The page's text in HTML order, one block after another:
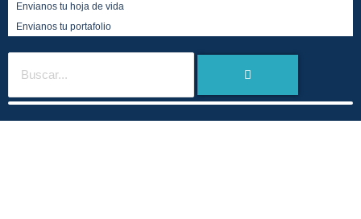
Envianos tu hoja de vida
Envianos tu portafolio